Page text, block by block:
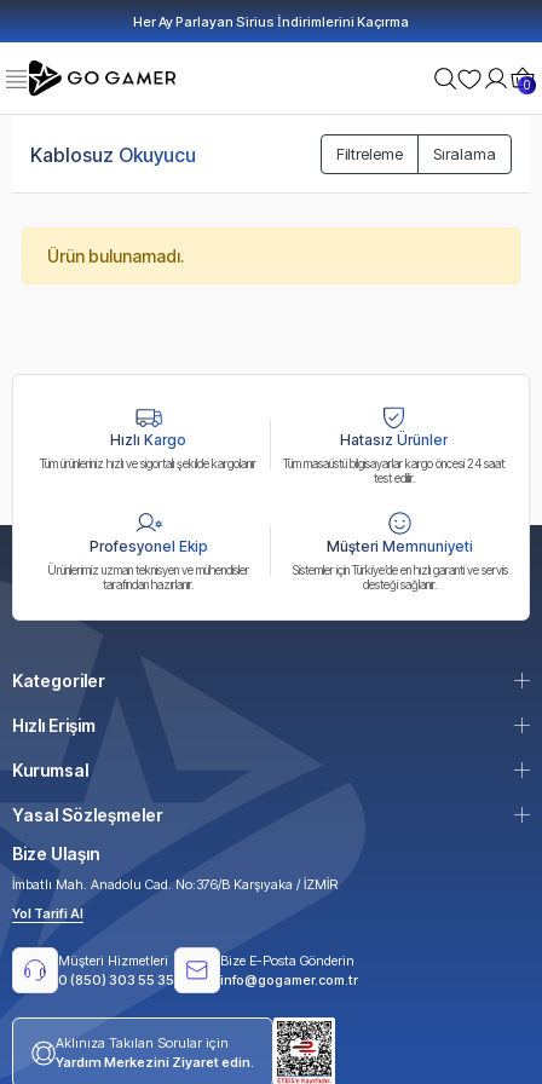
Her Ay Parlayan Sirius İndirimlerini Kaçırma
0
Kablosuz Okuyucu Filtreleme Sıralama
Ürün bulunamadı.
Hızlı Kargo
Tüm ürünleriniz hızlı ve sigortalı şekilde kargolanır
Hatasız Ürünler
Tüm masaüstü bilgisayarlar kargo öncesi 24 saat
test edilir.
Profesyonel Ekip
Ürünlerimiz uzman teknisyen ve mühendisler
tarafından hazırlanır.
Müşteri Memnuniyeti
Sistemler için Türkiye’de en hızlı garanti ve servis
desteği sağlanır.
Kategoriler
Hızlı Erişim
Kurumsal
Yasal Sözleşmeler
Bize Ulaşın
İmbatlı Mah. Anadolu Cad. No:376/B Karşıyaka / İZMİR
Yol Tarifi Al
Müşteri Hizmetleri
0 (850) 303 55 35
Bize E-Posta Gönderin
info@gogamer.com.tr
Aklınıza Takılan Sorular için
Yardım Merkezini Ziyaret edin.